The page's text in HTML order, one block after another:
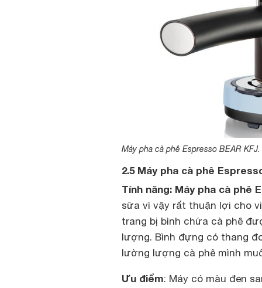
Máy pha cà phê Espresso BEAR KFJ.
2.5 Máy pha cà phê
Tính năng: Máy pha cà phê
sữa vì vậy rất thuận lợi cho
trang bị bình chứa cà phê
lượng. Bình đựng có thang
lường lượng cà phê mình
Ưu điểm: Máy có màu đen